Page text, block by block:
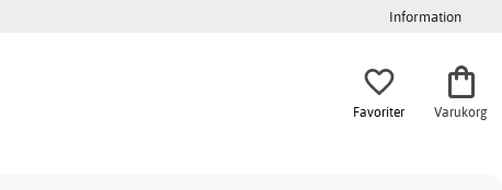
Information
Favoriter Varukorg